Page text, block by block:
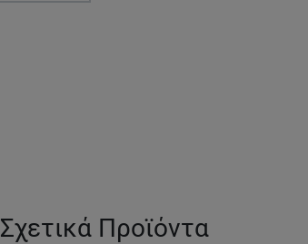
Σχετικά Προϊόντα